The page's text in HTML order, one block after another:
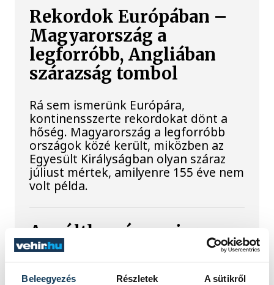
Beleegyezés Részletek A sütikről
Rekordok Európában –
Magyarország a
legforróbb, Angliában
szárazság tombol
Rá sem ismerünk Európára,
kontinensszerte rekordokat dönt a
hőség. Magyarország a legforróbb
országok közé került, miközben az
Egyesült Királyságban olyan száraz
júliust mértek, amilyenre 155 éve nem
volt példa.
A múltban és ma is rossz
hírt hoz a dunai Ínség-
szikla